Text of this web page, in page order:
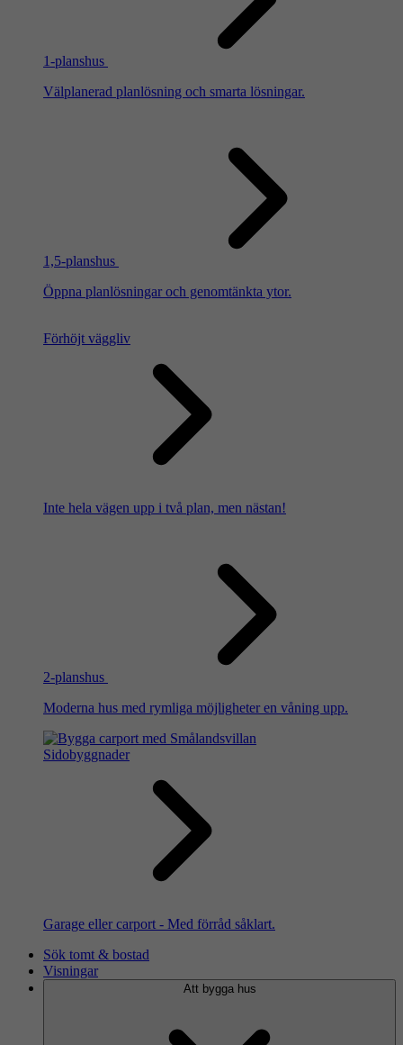
1-planshus
Välplanerad planlösning och smarta lösningar.
1,5-planshus
Öppna planlösningar och genomtänkta ytor.
Förhöjt väggliv
Inte hela vägen upp i två plan, men nästan!
2-planshus
Moderna hus med rymliga möjligheter en våning upp.
Sidobyggnader
Garage eller carport - Med förråd såklart.
Sök tomt & bostad
Visningar
Att bygga hus